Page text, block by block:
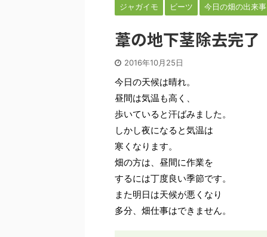
ジャガイモ ビーツ 今日の畑の出来事
葦の地下茎除去完了
2016年10月25日
今日の天候は晴れ。
昼間は気温も高く、
歩いていると汗ばみました。
しかし夜になると気温は
寒くなります。
畑の方は、昼間に作業を
するには丁度良い季節です。
また明日は天候が悪くなり
多分、畑仕事はできません。